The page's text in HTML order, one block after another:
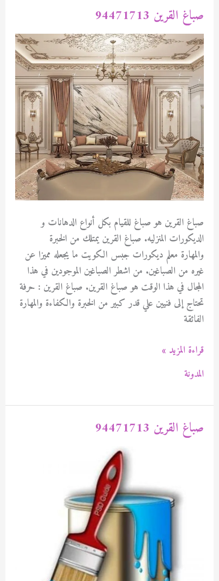
صباغ القرين 94471713
صباغ القرين هو صباغ للقيام بكل أنواع الدهانات و
الديكورات المنزليه. صباغ القرين يمتلك من الخبرة
والمهارة معلم ديكورات جبس الكويت ما يجعله مميزا عن
غيره من الصباغين. من اشطر الصباغين الموجودين في هذا
المجال في هذا الوقت هو صباغ القرين. صباغ القرين : حرفة
تحتاج إلى فنيين علي قدر كبير من الخبرة والكفاءة والمهارة
الفائقة
صباغ
القرين
94471713
قراءة المزيد »
المدونة
صباغ القرين 94471713